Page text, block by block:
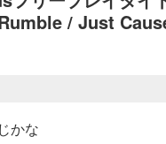
/ Just
かな